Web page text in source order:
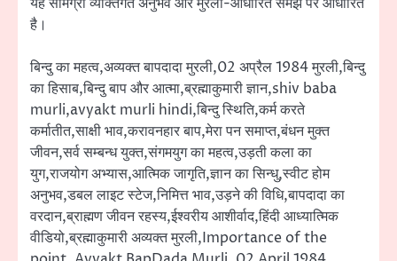
है।
बिन्दु का महत्व,अव्यक्त बापदादा मुरली,02 अप्रैल 1984 मुरली,बिन्दु
का हिसाब,बिन्दु बाप और आत्मा,ब्रह्माकुमारी ज्ञान,shiv baba
murli,avyakt murli hindi,बिन्दु स्थिति,कर्म करते
कर्मातीत,साक्षी भाव,करावनहार बाप,मेरा पन समाप्त,बंधन मुक्त
जीवन,सर्व सम्बन्ध युक्त,संगमयुग का महत्व,उड़ती कला का
युग,राजयोग अभ्यास,आत्मिक जागृति,ज्ञान का सिन्धु,स्वीट होम
अनुभव,डबल लाइट स्टेज,निमित्त भाव,उड़ने की विधि,बापदादा का
वरदान,ब्राह्मण जीवन रहस्य,ईश्वरीय आशीर्वाद,हिंदी आध्यात्मिक
वीडियो,ब्रह्माकुमारी अव्यक्त मुरली,Importance of the